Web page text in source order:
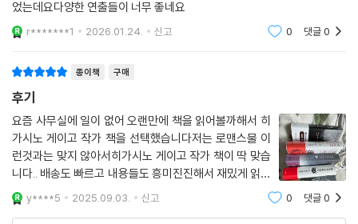
었는데요다양한 연출들이 너무 좋네요
r*******1 2026.01.24. 신고 0 댓글0
종이책 구매
후기
요즘 사무실에 일이 없어 오랜만에 책을 읽어볼까해서 히
가시노 게이고 작가 책을 선택했습니다저는 로맨스물 이
런것과는 맞지 않아서히가시노 게이고 작가 책이 딱 맞습
니다.. 배송도 빠르고 내용들도 흥미진진해서 재밌게 읽어
보겠습니다!
y****5 2025.09.03. 신고 0 댓글0